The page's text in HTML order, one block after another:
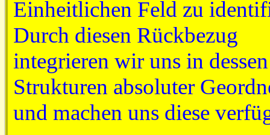
Einheitlichen Feld zu
Durch diesen Rückbezug
integrieren wir uns in dessen
Strukturen absoluter
und machen uns diese